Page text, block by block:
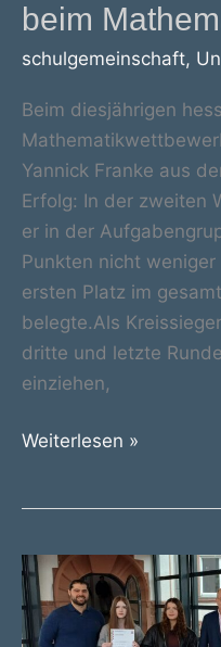
beim
schulgemeinschaft,
Beim diesjährigen
Yannick Franke aus
Erfolg: In der zweiten
er in der
Punkten nicht
ersten Platz im
belegte.Als
dritte und letzte
einziehen,
Yannick
Weiterlesen »